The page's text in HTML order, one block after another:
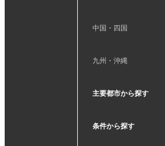
中国・四国
九州・沖縄
主要都市から探す
条件から探す